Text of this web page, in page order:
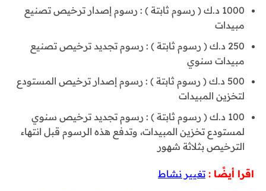
1000 د.ك ( رسوم ثابتة ) : رسوم إصدار ترخيص تصنيع
مبيدات
250 د.ك ( رسوم ثابتة ) : رسوم تجديد ترخيص تصنيع
مبيدات سنوي
500 د.ك ( رسوم ثابتة ) : رسوم إصدار ترخيص المستودع
لتخزين المبيدات
100 د.ك ( رسوم ثابتة ) : رسوم تجديد ترخيص سنوي
لمستودع تخزين المبيدات، وتدفع هذه الرسوم قبل انتهاء
الترخيص بثلاثة شهور
اقرا أيضًا : تغيير نشاط